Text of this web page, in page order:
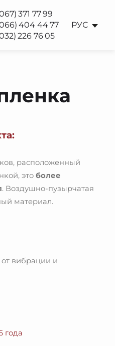
371 77 99
404 44 77
226 76 05
РУС
расположенный
этоболее
. Воздушно-пузырчатая
материал.
вибрации и
года